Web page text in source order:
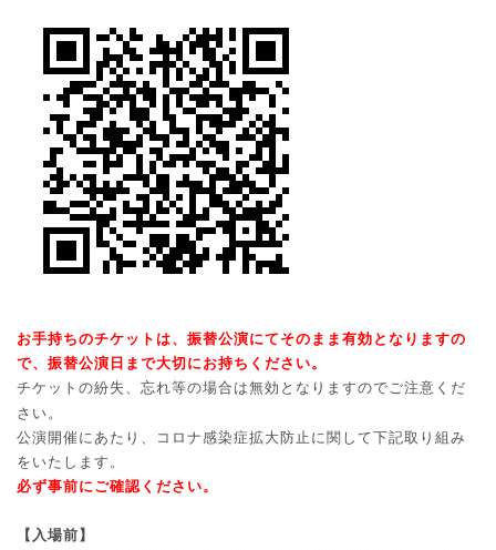
お手持ちのチケットは、振替公演にてそのまま有効となりますの
で、振替公演日まで大切にお持ちください。
チケットの紛失、忘れ等の場合は無効となりますのでご注意くだ
さい。
公演開催にあたり、コロナ感染症拡大防止に関して下記取り組み
をいたします。
必ず事前にご確認ください。
【入場前】